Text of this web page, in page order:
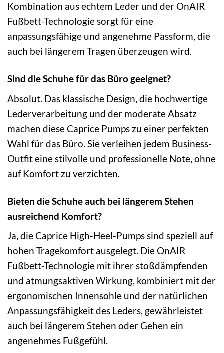
Kombination aus echtem Leder und der OnAIR
Fußbett-Technologie sorgt für eine
anpassungsfähige und angenehme Passform, die
auch bei längerem Tragen überzeugen wird.
Sind die Schuhe für das Büro geeignet?
Absolut. Das klassische Design, die hochwertige
Lederverarbeitung und der moderate Absatz
machen diese Caprice Pumps zu einer perfekten
Wahl für das Büro. Sie verleihen jedem Business-
Outfit eine stilvolle und professionelle Note, ohne
auf Komfort zu verzichten.
Bieten die Schuhe auch bei längerem Stehen
ausreichend Komfort?
Ja, die Caprice High-Heel-Pumps sind speziell auf
hohen Tragekomfort ausgelegt. Die OnAIR
Fußbett-Technologie mit ihrer stoßdämpfenden
und atmungsaktiven Wirkung, kombiniert mit der
ergonomischen Innensohle und der natürlichen
Anpassungsfähigkeit des Leders, gewährleistet
auch bei längerem Stehen oder Gehen ein
angenehmes Fußgefühl.